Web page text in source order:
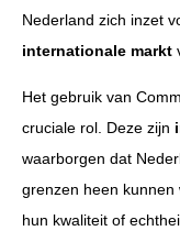
Nederland zich inzet
internationale markt
Het gebruik van
cruciale rol. Deze zijn
waarborgen dat
grenzen heen
hun kwaliteit of